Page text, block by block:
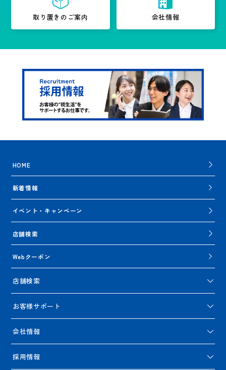
取り置きのご案内 会社情報
HOME
新着情報
イベント・キャンペーン
店舗検索
Webクーポン
店舗検索
お客様サポート
会社情報
採用情報